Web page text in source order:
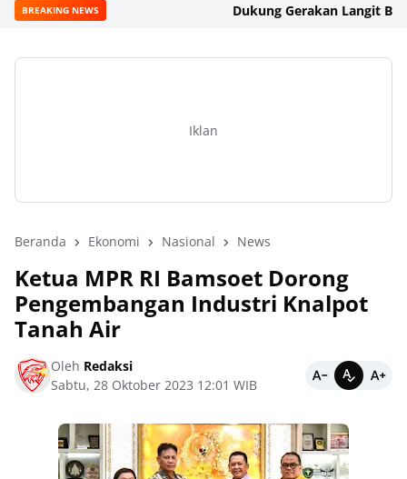
BREAKING NEWS Dukung Gerakan Langit Biru
Iklan
Beranda Ekonomi Nasional News
Ketua MPR RI Bamsoet Dorong
Pengembangan Industri Knalpot
Tanah Air
Oleh Redaksi
Sabtu, 28 Oktober 2023 12:01 WIB